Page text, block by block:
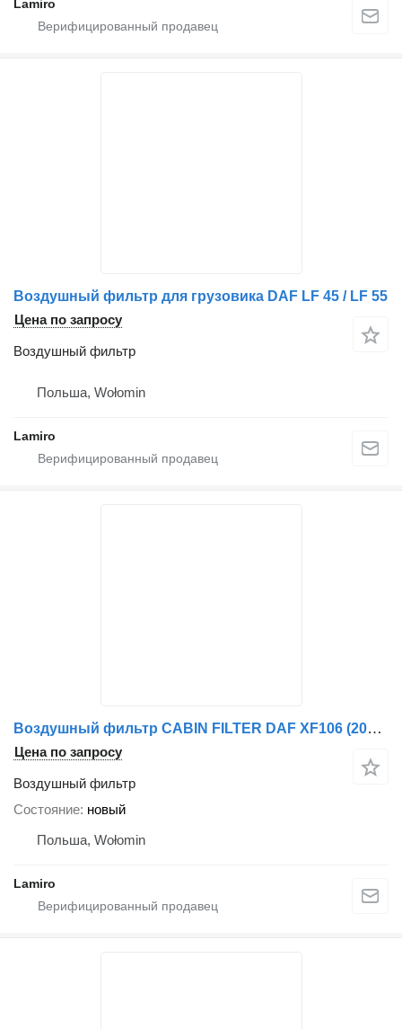
Lamiro
Воздушный фильтр для грузовика DAF LF 45 / LF 55
Цена по запросу
Воздушный фильтр
Польша, Wołomin
Lamiro
Воздушный фильтр CABIN FILTER DAF XF106 (2015-) WITH ACTIVATED CARBON для тягача DAF XF106 (2015)
Цена по запросу
Воздушный фильтр
Состояние новый
Польша, Wołomin
Lamiro